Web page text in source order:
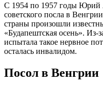
С 1954 по 1957 годы Юрий
советского посла в
страны произошли
«Будапештская осень». Из-
испытала такое нервное
осталась инвалидом.
Посол в Венгрии